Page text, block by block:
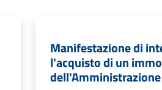
Manifestazione di
l'acquisto di un
dell'Amministrazione